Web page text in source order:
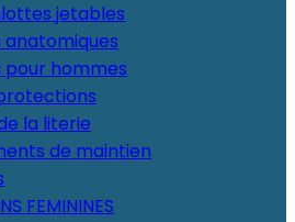
jetables
hommes
la literie
de maintien
FEMININES